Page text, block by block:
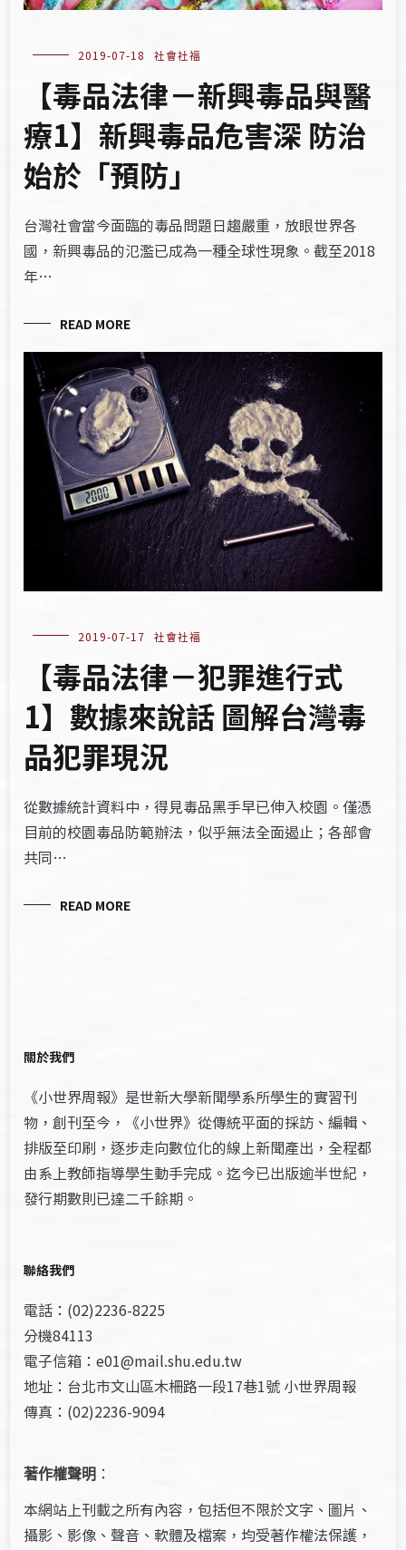
2019-07-18 社會社福
【毒品法律－新興毒品與醫
療1】新興毒品危害深 防治
始於「預防」
台灣社會當今面臨的毒品問題日趨嚴重，放眼世界各
國，新興毒品的氾濫已成為一種全球性現象。截至2018
年…
READ MORE
2019-07-17 社會社福
【毒品法律－犯罪進行式
1】數據來說話 圖解台灣毒
品犯罪現況
從數據統計資料中，得見毒品黑手早已伸入校園。僅憑
目前的校園毒品防範辦法，似乎無法全面遏止；各部會
共同…
READ MORE
關於我們
《小世界周報》是世新大學新聞學系所學生的實習刊
物，創刊至今，《小世界》從傳統平面的採訪、編輯、
排版至印刷，逐步走向數位化的線上新聞產出，全程都
由系上教師指導學生動手完成。迄今已出版逾半世紀，
發行期數則已達二千餘期。
聯絡我們
電話：(02)2236-8225
分機84113
電子信箱：e01@mail.shu.edu.tw
地址：台北市文山區木柵路一段17巷1號 小世界周報
傳真：(02)2236-9094
著作權聲明 ：
本網站上刊載之所有內容，包括但不限於文字、圖片、
攝影、影像、聲音、軟體及檔案，均受著作權法保護，